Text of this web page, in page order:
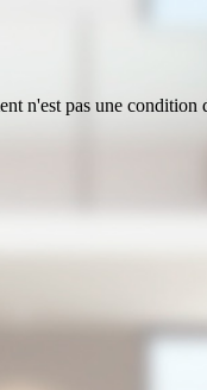
n'est pas une